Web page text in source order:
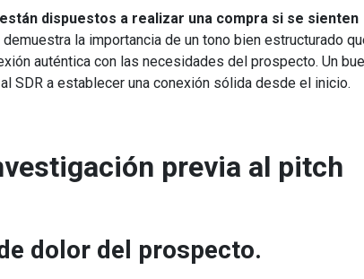
dispuestos a realizar una compra si se sienten
la importancia de un tono bien estructurado
auténtica con las necesidades del prospecto. Un
SDR a establecer una conexión sólida desde el inicio.
previa al pitch
dolor del prospecto.